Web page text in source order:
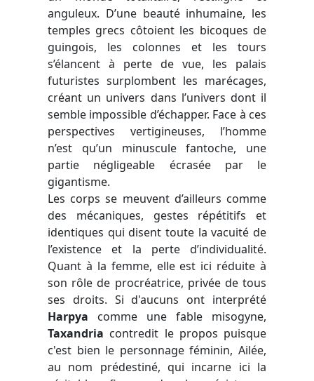
anguleux. D’une beauté inhumaine, les
temples grecs côtoient les bicoques de
guingois, les colonnes et les tours
s’élancent à perte de vue, les palais
futuristes surplombent les marécages,
créant un univers dans l’univers dont il
semble impossible d’échapper. Face à ces
perspectives vertigineuses, l’homme
n’est qu’un minuscule fantoche, une
partie négligeable écrasée par le
gigantisme.
Les corps se meuvent d’ailleurs comme
des mécaniques, gestes répétitifs et
identiques qui disent toute la vacuité de
l’existence et la perte d’individualité.
Quant à la femme, elle est ici réduite à
son rôle de procréatrice, privée de tous
ses droits. Si d'aucuns ont interprété
Harpya comme une fable misogyne,
Taxandria contredit le propos puisque
c'est bien le personnage féminin, Ailée,
au nom prédestiné, qui incarne ici la